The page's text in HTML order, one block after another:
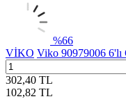
%66
VİKO Viko 90979006
302,40 TL
102,82 TL